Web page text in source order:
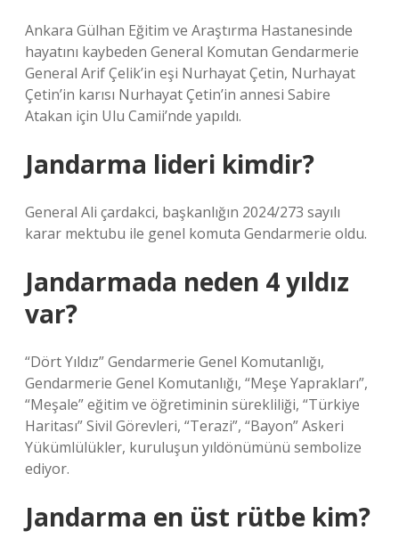
Ankara Gülhan Eğitim ve Araştırma Hastanesinde
hayatını kaybeden General Komutan Gendarmerie
General Arif Çelik’in eşi Nurhayat Çetin, Nurhayat
Çetin’in karısı Nurhayat Çetin’in annesi Sabire
Atakan için Ulu Camii’nde yapıldı.
Jandarma lideri kimdir?
General Ali çardakci, başkanlığın 2024/273 sayılı
karar mektubu ile genel komuta Gendarmerie oldu.
Jandarmada neden 4 yıldız
var?
“Dört Yıldız” Gendarmerie Genel Komutanlığı,
Gendarmerie Genel Komutanlığı, “Meşe Yaprakları”,
“Meşale” eğitim ve öğretiminin sürekliliği, “Türkiye
Haritası” Sivil Görevleri, “Terazi”, “Bayon” Askeri
Yükümlülükler, kuruluşun yıldönümünü sembolize
ediyor.
Jandarma en üst rütbe kim?